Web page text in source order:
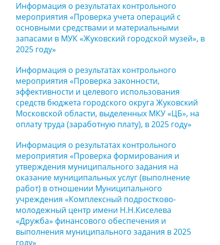
Информация о результатах контрольного
мероприятия «Проверка учета операций с
основными средствами и материальными
запасами в МУК «Жуковский городской музей», в
2025 году»
Информация о результатах контрольного
мероприятия «Проверка законности,
эффективности и целевого использования
средств бюджета городского округа Жуковский
Московской области, выделенных МКУ «ЦБ», на
оплату труда (заработную плату), в 2025 году»
Информация о результатах контрольного
мероприятия «Проверка формирования и
утверждения муниципального задания на
оказание муниципальных услуг (выполнение
работ) в отношении Муниципального
учреждения «Комплексный подростково-
молодежный центр имени Н.Н.Киселева
«Дружба» финансового обеспечения и
выполнения муниципального задания в 2025
году»